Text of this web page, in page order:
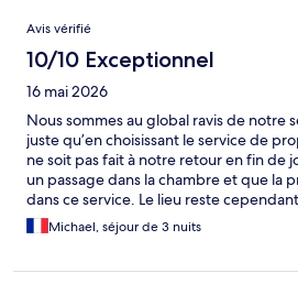
Avis
Avis vérifié
10/10 Exceptionnel
16 mai 2026
Nous sommes au global ravis de notre
juste qu’en choisissant le service de
ne soit pas fait à notre retour en fin de
un passage dans la chambre et que la
dans ce service. Le lieu reste
agréable.
Michael, séjour de 3 nuits